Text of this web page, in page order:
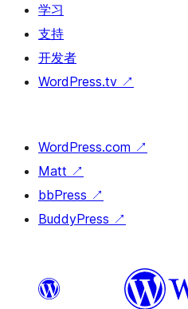
学习
支持
开发者
WordPress.tv ↗
WordPress.com ↗
Matt ↗
bbPress ↗
BuddyPress ↗